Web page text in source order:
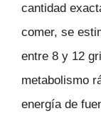
cantidad
comer, se
entre 8 y 12
metabolismo
energía de